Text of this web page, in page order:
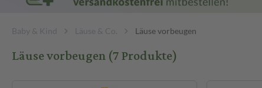
Baby & Kind Läuse & Co. Läuse vorbeugen
Läuse vorbeugen(7 Produkte)